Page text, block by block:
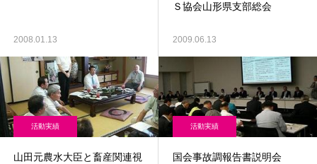
2008.01.13
Ｓ協会山形県支部総会
2009.06.13
活動実績
山田元農水大臣と畜産関連視
活動実績
国会事故調報告書説明会